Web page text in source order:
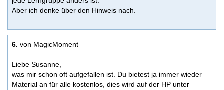
Aber ich denke über den Hinweis nach.
6. von MagicMoment
Liebe Susanne,
was mir schon oft aufgefallen ist. Du bietest ja immer wieder
Material an für alle kostenlos, dies wird auf der HP unter